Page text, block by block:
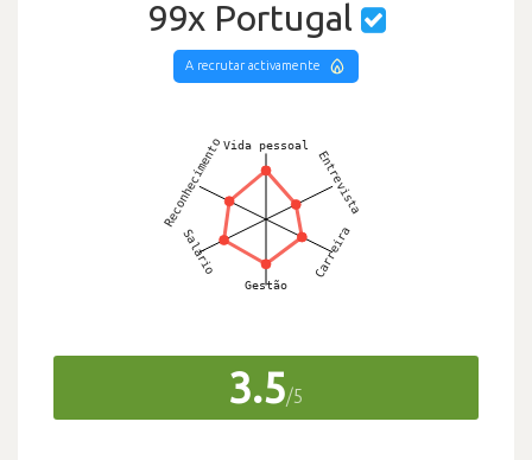
99x Portugal
A recrutar activamente
3.5/5